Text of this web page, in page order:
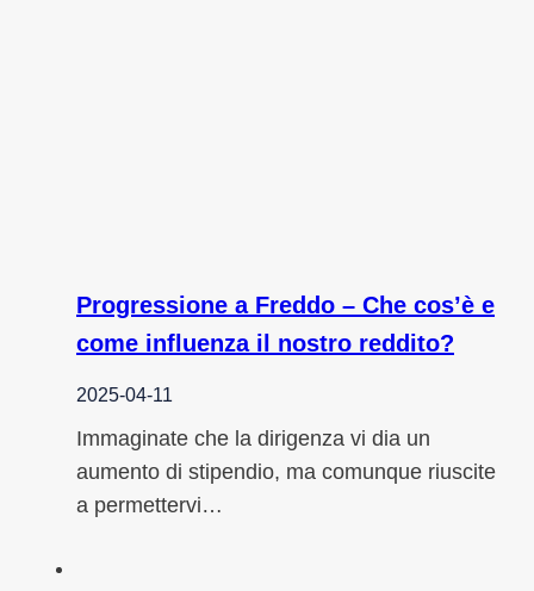
Progressione a Freddo – Che cos’è e
come influenza il nostro reddito?
2025-04-11
Immaginate che la dirigenza vi dia un
aumento di stipendio, ma comunque riuscite
a permettervi…